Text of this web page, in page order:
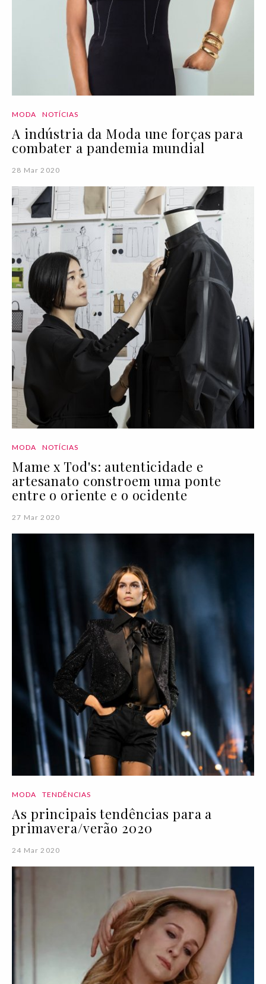
MODA NOTÍCIAS
A indústria da Moda une forças para
combater a pandemia mundial
28 Mar 2020
MODA NOTÍCIAS
Mame x Tod's: autenticidade e
artesanato constroem uma ponte
entre o oriente e o ocidente
27 Mar 2020
MODA TENDÊNCIAS
As principais tendências para a
primavera/verão 2020
24 Mar 2020